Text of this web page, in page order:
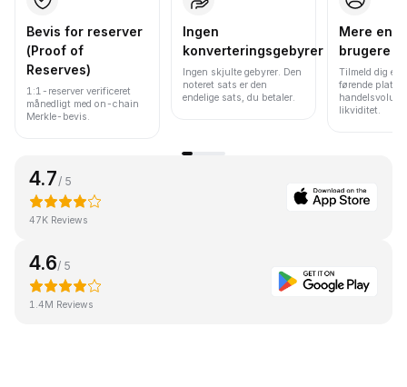
Bevis for reserver
(Proof of
Reserves)
1:1-reserver verificeret
månedligt med on-chain
Merkle-bevis.
Ingen
konverteringsgebyrer
Ingen skjulte gebyrer. Den
noteret sats er den
endelige sats, du betaler.
Mere end
brugere
Tilmeld dig en
førende
likviditet.
4.7 / 5
47K Reviews
4.6/ 5
1.4M Reviews